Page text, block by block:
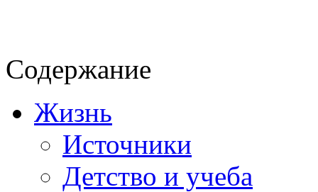
Содержание
Жизнь
Источники
Детство и учеба